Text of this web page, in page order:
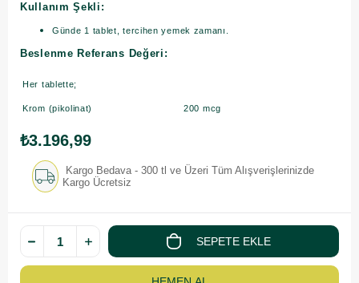
Kullanım Şekli:
Günde 1 tablet, tercihen yemek zamanı.
Beslenme Referans Değeri:
Her tablette;
Krom (pikolinat) 200 mcg
₺3.196,99
Kargo Bedava - 300 tl ve Üzeri Tüm Alışverişlerinizde
Kargo Ücretsiz